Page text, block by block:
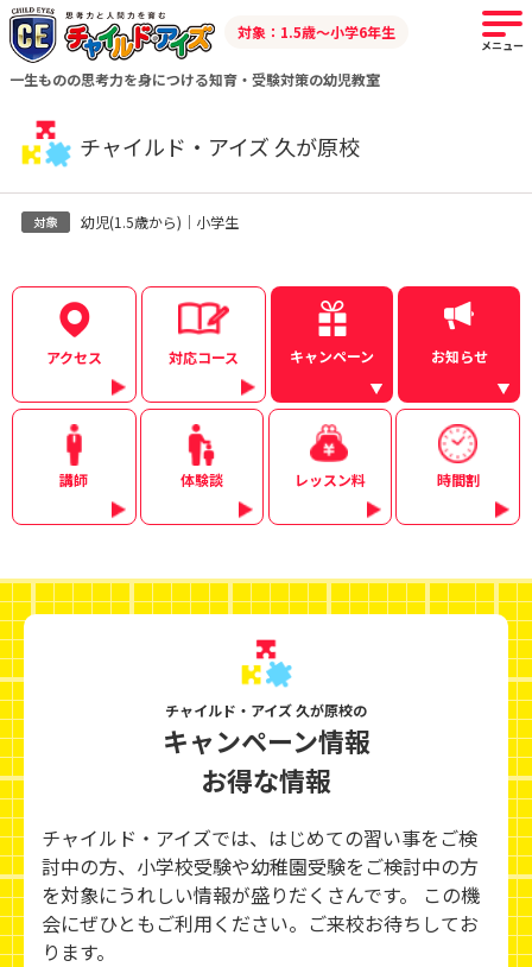
一生ものの思考力を身につける知育・受験対策の幼児教室
対象：1.5歳～小学6年生
メニュー
チャイルド・アイズ 久が原校
幼児(1.5歳から)｜小学生
アクセス 対応コース キャンペーン お知らせ
講師 体験談 レッスン料 時間割
チャイルド・アイズ 久が原校の
キャンペーン情報
お得な情報
チャイルド・アイズでは、はじめての習い事をご検
討中の方、小学校受験や幼稚園受験をご検討中の方
を対象にうれしい情報が盛りだくさんです。 この機
会にぜひともご利用ください。ご来校お待ちしてお
ります。